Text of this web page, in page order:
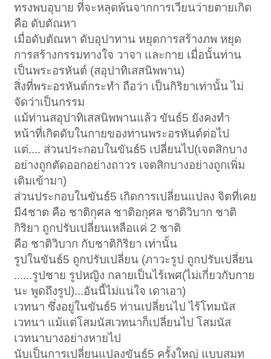
ทรงพบอุบาย ที่จะหลุดพ้นจากการเวียนว่ายตายเกิด
คือ ดับตัณหา
เมื่อดับตัณหา ดับอุปาทาน หยุดการสร้างภพ หยุด
การสร้างกรรมทางใจ วาจา และกาย เมื่อนั้นท่าน
เป็นพระอรหันต์ (สอุปาทิเสสนิพพาน)
สิ่งที่พระอรหันต์กระทำ ถือว่า เป็นกิริยาเท่านั้น ไม่
จัดว่าเป็นกรรม
แม้ท่านสอุปาทิเสสนิพพานแล้ว ขันธ์5 ยังคงทำ
หน้าที่เกิดดับในกายของท่านพระอรหันต์ต่อไป
แต่.... ส่วนประกอบในขันธ์5 เปลี่ยนไป(เจตสิกบาง
อย่างถูกตัดออกอย่างถาวร เจตสิกบางอย่างถูกเพิ่ม
เติมเข้ามา)
ส่วนประกอบในขันธ์5 เกิดการเปลี่ยนแปลง จิตที่เคย
มี4ชาต คือ ชาติกุศล ชาติอกุศล ชาติวิบาก ชาติ
กิริยา ถูกปรับเปลี่ยนเหลือแค่ 2 ชาติ
คือ ชาติวิบาก กับชาติกิริยา เท่านั้น
รูปในขันธ์5 ถูกปรับเปลี่ยน (ภาวะรูป ถูกปรับเปลี่ยน
......รูปชาย รูปหญิง กลายเป็นไร้เพศ(ไม่เกี่ยวกับกาย
นะ พูดถึงรูป)...อันนี้ไม่แน่ใจ เดาเอา)
เวทนา ซึ่งอยู่ในขันธ์5 ท่านเปลี่ยนไป ไร้โทมนัส
เวทนา แม้แต่โสมนัสเวทนาก็เปลี่ยนไป โสมนัส
เวทนาบางอย่างหายไป
นับเป็นการเปลี่ยนแปลงขันธ์5 ครั้งใหญ่ แบบสมุท